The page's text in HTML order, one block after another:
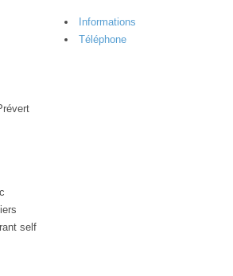
Informations
Téléphone
self